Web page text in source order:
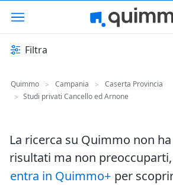
Filtra
Quimmo > Campania >
Caserta Provincia
> Studi privati Cancello ed Arnone
La ricerca su Quimmo non
risultati ma non preoccuparti,
entra in Quimmo+ per